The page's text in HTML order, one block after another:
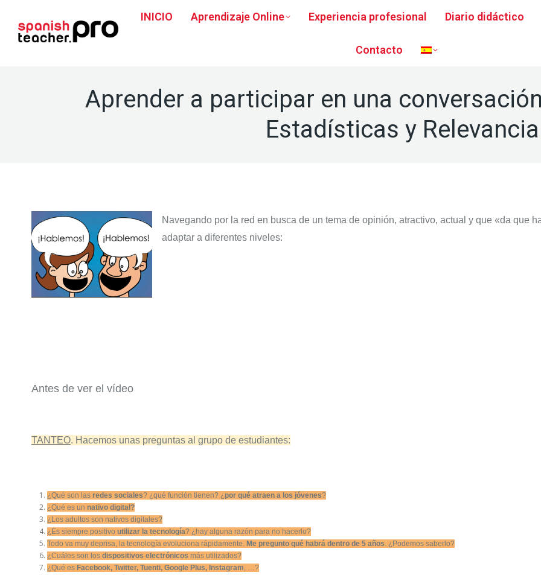
INICIO Aprendizaje Online Experiencia profesional Diario didáctico
Contacto
Aprender a participar en una
Estadísticas y
Navegando por la red en busca de un tema de opinión, atractivo, actual y que «da que
adaptar a diferentes niveles:
Antes de ver el vídeo
TANTEO. Hacemos unas preguntas al grupo de estudiantes:
¿Qué son lasredes sociales? ¿qué función tienen? ¿por qué atraen a los jóvenes?
¿Qué es unnativo digital?
¿Los adultos son nativos digitales?
¿Es siempre positivoutilizar la tecnología? ¿hay alguna razón para no hacerlo?
Todo va muy deprisa, la tecnología evoluciona rápidamente. Me pregunto qué habrá dentro de 5 años. ¿Podemos saberlo?
¿Cuáles son losdispositivos electrónicos más utilizados?
¿Qué es Facebook, Twitter, Tuenti, Google Plus, Instagram, …?